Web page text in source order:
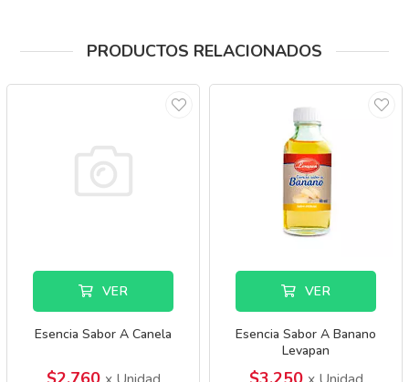
PRODUCTOS RELACIONADOS
VER
Esencia Sabor A Canela
VER
Esencia Sabor A Banano
Levapan